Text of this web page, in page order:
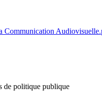
Communication
de politique publique